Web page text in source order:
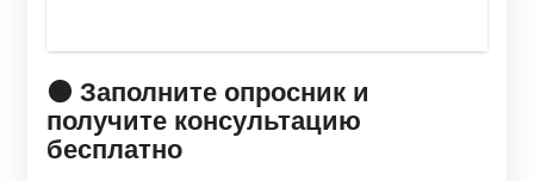
🟠 Заполните опросник и
получите консультацию
бесплатно